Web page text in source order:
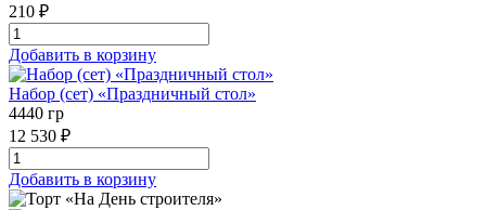
210 ₽
Добавить в корзину
Набор (сет) «Праздничный стол»
4440 гр
12 530 ₽
Добавить в корзину